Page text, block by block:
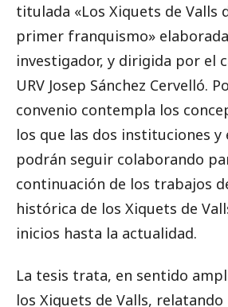
titulada «Los Xiquets de Valls
primer franquismo»
investigador, y dirigida por el
URV Josep Sánchez Cervelló.
convenio contempla los
los que las dos instituciones
podrán seguir colaborando
continuación de los trabajos
histórica de los Xiquets de
inicios hasta la actualidad.
La tesis trata, en sentido
los Xiquets de Valls, relatando